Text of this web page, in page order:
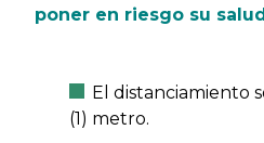
poner en riesgo su
El distanciamiento
(1) metro.